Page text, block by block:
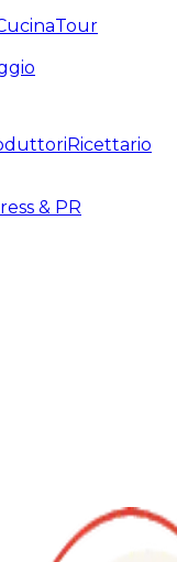
Tour
Ricettario
& PR
Esperienze